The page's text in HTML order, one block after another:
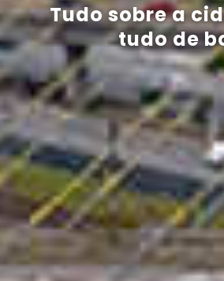
Tudo sobre a
tudo de